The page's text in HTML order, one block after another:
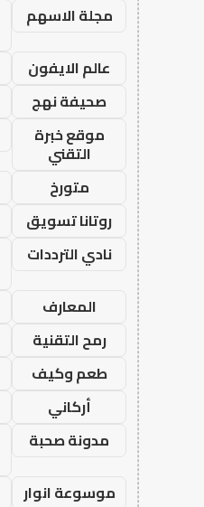
مجلة الاسهم
عالم الايفون
صحيفة نهج
موقع خبرة
التقني
متورخ
روتانا تسويق
نادي الترددات
المعارف
رمح التقنية
طعم وكيف
أركاني
مدونة صحبة
موسوعة انوار